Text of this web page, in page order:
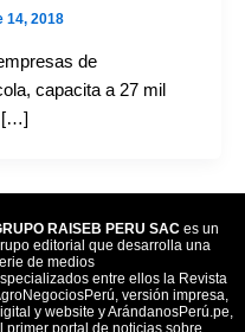
14, 2018
de
capacita a 27 mil
[…]
RAISEB PERU SAC es un
editorial que desarrolla una
de medios
entre ellos la Revista
versión impresa,
y website y ArándanosPerú.pe,
primer portal de noticias sobre